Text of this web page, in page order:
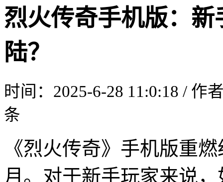
烈火传奇手机版：
陆？
时间：2025-6-28 11:0:18 / 作
条
《烈火传奇》手机版重
月。对于新手玩家来说